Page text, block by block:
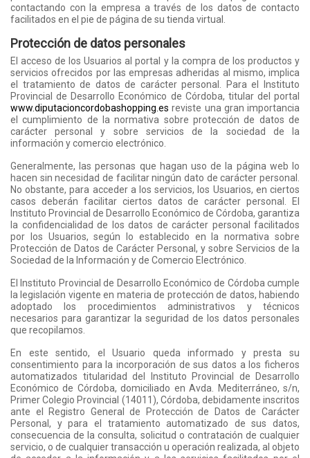
contactando con la empresa a través de los datos de contacto
facilitados en el pie de página de su tienda virtual.
Protección de datos personales
El acceso de los Usuarios al portal y la compra de los productos y
servicios ofrecidos por las empresas adheridas al mismo, implica
el tratamiento de datos de carácter personal. Para el Instituto
Provincial de Desarrollo Económico de Córdoba, titular del portal
www.diputacioncordobashopping.es reviste una gran importancia
el cumplimiento de la normativa sobre protección de datos de
carácter personal y sobre servicios de la sociedad de la
información y comercio electrónico.
Generalmente, las personas que hagan uso de la página web lo
hacen sin necesidad de facilitar ningún dato de carácter personal.
No obstante, para acceder a los servicios, los Usuarios, en ciertos
casos deberán facilitar ciertos datos de carácter personal. El
Instituto Provincial de Desarrollo Económico de Córdoba, garantiza
la confidencialidad de los datos de carácter personal facilitados
por los Usuarios, según lo establecido en la normativa sobre
Protección de Datos de Carácter Personal, y sobre Servicios de la
Sociedad de la Información y de Comercio Electrónico.
El Instituto Provincial de Desarrollo Económico de Córdoba cumple
la legislación vigente en materia de protección de datos, habiendo
adoptado los procedimientos administrativos y técnicos
necesarios para garantizar la seguridad de los datos personales
que recopilamos.
En este sentido, el Usuario queda informado y presta su
consentimiento para la incorporación de sus datos a los ficheros
automatizados titularidad del Instituto Provincial de Desarrollo
Económico de Córdoba, domiciliado en Avda. Mediterráneo, s/n,
Primer Colegio Provincial (14011), Córdoba, debidamente inscritos
ante el Registro General de Protección de Datos de Carácter
Personal, y para el tratamiento automatizado de sus datos,
consecuencia de la consulta, solicitud o contratación de cualquier
servicio, o de cualquier transacción u operación realizada, al objeto